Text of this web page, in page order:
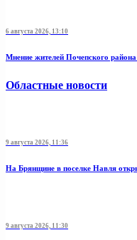
6 августа 2026, 13:10
Мнение жителей Почепского
Областные новости
9 августа 2026, 11:36
На Брянщине в поселке Навля
9 августа 2026, 11:30